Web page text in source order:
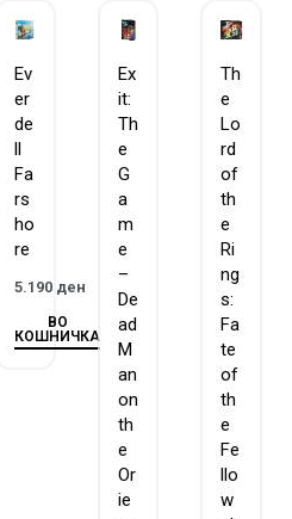
Ev
er
de
ll
Fa
rs
ho
re
5.190 ден
ВО
КОШНИЧКА
Ex
it:
Th
e
G
a
m
e
–
De
ad
M
an
on
th
e
Or
ie
Th
e
Lo
rd
of
th
e
Ri
ng
s:
Fa
te
of
th
e
Fe
llo
w